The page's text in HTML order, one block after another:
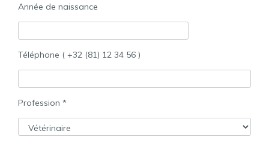
Année de naissance
Téléphone ( +32 (81) 12 34 56 )
Profession *